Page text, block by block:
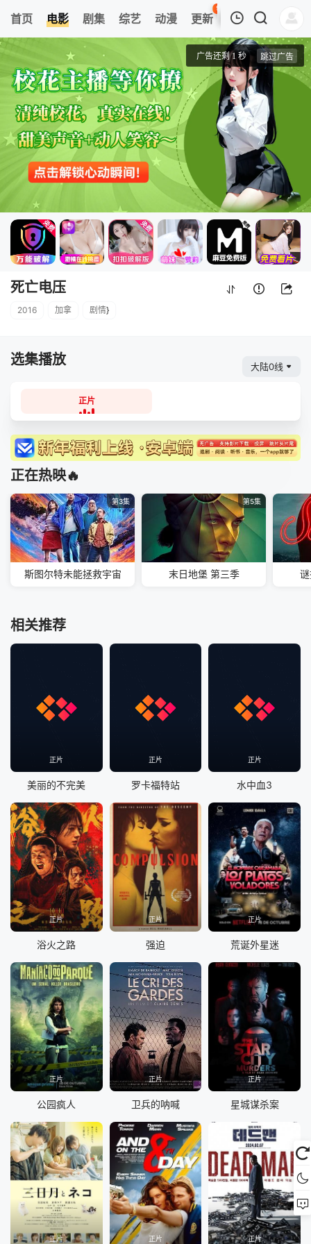
首页 电影 剧集 综艺 动漫 更新
96
热榜 APP
我的观影记录
正片
死亡电压
清空
死亡电压
2016 加拿 剧情}
选集播放 大陆0线
正片
正在热映🔥
第3集
斯图尔特未能拯救宇宙
第5集
末日地堡 第三季
相关推荐
正片
美丽的不完美
正片
罗卡福特站
正片
水中血3
正片
浴火之路
正片
强迫
正片
荒诞外星迷
正片
公园疯人
正片
卫兵的呐喊
正片
星城谋杀案
正片 正片 正片